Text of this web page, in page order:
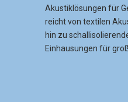
Akustiklösungen für
reicht von textilen
hin zu
Einhausungen für